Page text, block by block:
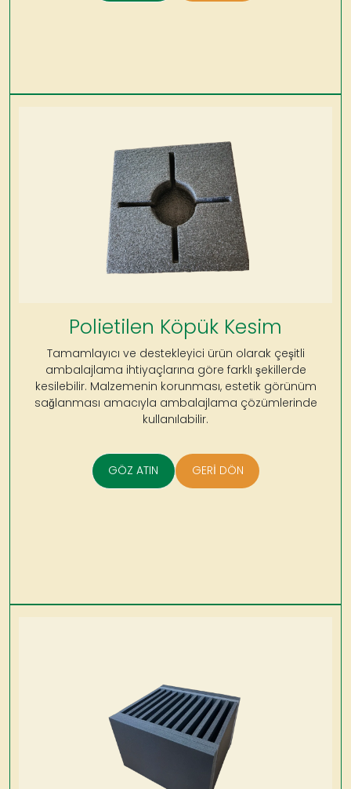
Polietilen Köpük Kesim
Tamamlayıcı ve destekleyici ürün olarak çeşitli
ambalajlama ihtiyaçlarına göre farklı şekillerde
kesilebilir. Malzemenin korunması, estetik görünüm
sağlanması amacıyla ambalajlama çözümlerinde
kullanılabilir.
GÖZ ATIN GERİ DÖN